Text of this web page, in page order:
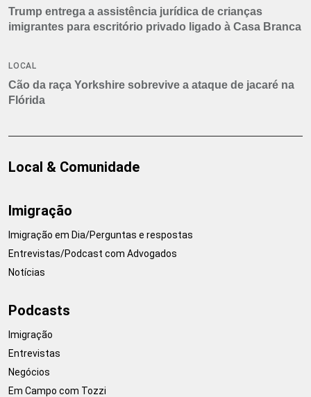
Trump entrega a assistência jurídica de crianças
imigrantes para escritório privado ligado à Casa Branca
LOCAL
Cão da raça Yorkshire sobrevive a ataque de jacaré na
Flórida
Local & Comunidade
Imigração
Imigração em Dia/Perguntas e respostas
Entrevistas/Podcast com Advogados
Notícias
Podcasts
Imigração
Entrevistas
Negócios
Em Campo com Tozzi